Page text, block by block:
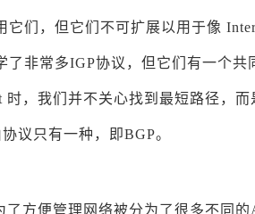
它们，但它们不可扩展以用于像
了非常多IGP协议，但它们有一个
时，我们并不关心找到最短路径，
议只有一种，即BGP。
了方便管理网络被分为了很多不同